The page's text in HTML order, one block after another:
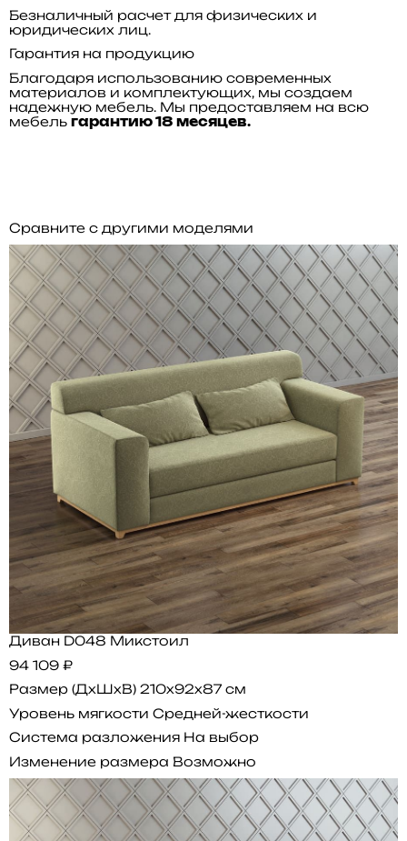
Безналичный расчет для физических и
юридических лиц.
Гарантия на продукцию
Благодаря использованию современных
материалов и комплектующих, мы создаем
надежную мебель. Мы предоставляем на всю
мебель гарантию 18 месяцев.
Сравните с другими моделями
Диван D048 Микстоил
94 109 ₽
Размер (ДхШхВ) 210x92x87 см
Уровень мягкости Средней-жесткости
Система разложения На выбор
Изменение размера Возможно